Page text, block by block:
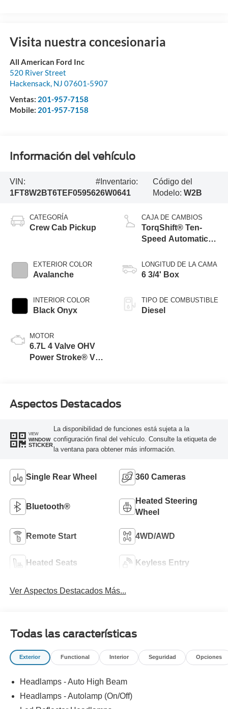
Visita nuestra concesionaria
All American Ford Inc
520 River Street
Hackensack, NJ 07601-5907
Ventas: 201-957-7158
Mobile: 201-957-7158
Información del vehículo
VIN:
1FT8W2BT6TEF05956
#Inventario:
26W0641
Código del
Modelo:W2B
CATEGORÍA
Crew Cab Pickup
EXTERIOR COLOR
Avalanche
INTERIOR COLOR
Black Onyx
MOTOR
6.7L 4 Valve OHV
Power Stroke® V8
CAJA DE CAMBIOS
TorqShift® Ten-
Speed Automatic
Selectable Drive
Modes
LONGITUD DE LA CAMA
6 3/4' Box
TIPO DE COMBUSTIBLE
Diesel
Aspectos Destacados
VIEW
WINDOW
STICKER
La disponibilidad de funciones está sujeta a la
configuración final del vehículo. Consulte la etiqueta de
la ventana para obtener más información.
Single Rear Wheel 360 Cameras
Bluetooth®
Heated Steering
Wheel
Remote Start 4WD/AWD
Heated Seats Keyless Entry
Ver Aspectos Destacados Más...
Todas las características
Exterior Functional Interior Seguridad Opciones
Headlamps - Auto High Beam
Headlamps - Autolamp (On/Off)